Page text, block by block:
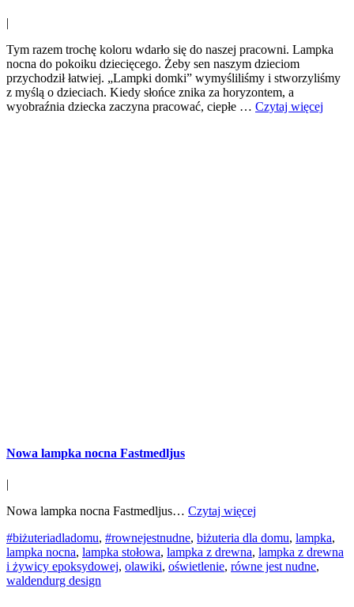
Tym razem trochę koloru wdarło się do naszej pracowni. Lampka
nocna do pokoiku dziecięcego. Żeby sen naszym dzieciom
przychodził łatwiej. „Lampki domki” wymyśliliśmy i stworzyliśmy
z myślą o dzieciach. Kiedy słońce znika za horyzontem, a
wyobraźnia dziecka zaczyna pracować, ciepłe … Czytaj więcej
Nowa lampka nocna Fastmedljus
|
Nowa lampka nocna Fastmedljus… Czytaj więcej
#biżuteriadladomu, #rownejestnudne, biżuteria dla domu, lampka,
lampka nocna, lampka stołowa, lampka z drewna, lampka z drewna
i żywicy epoksydowej, olawiki, oświetlenie, równe jest nudne,
waldendurg design